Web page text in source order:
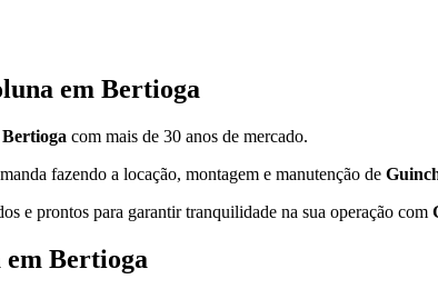
em Bertioga
com mais de 30 anos de mercado.
fazendo a locação, montagem e manutenção de
e prontos para garantir tranquilidade na sua operação com
Bertioga